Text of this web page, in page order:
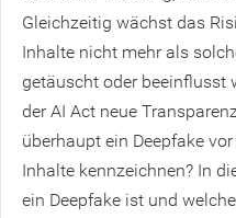
Gleichzeitig wächst das
Inhalte nicht mehr als
getäuscht oder beeinflusst
der AI Act neue
überhaupt ein Deepfake
Inhalte kennzeichnen? In
ein Deepfake ist und